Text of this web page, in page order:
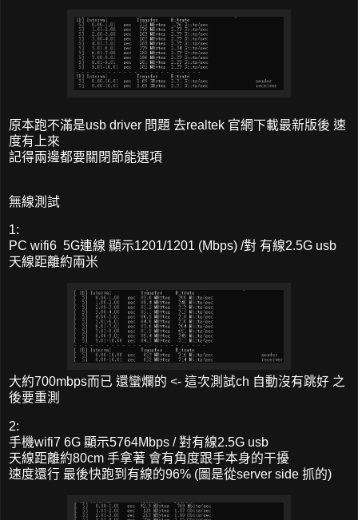
原本跑不滿是usb driver 問題 去realtek 官網下載最新版後 速
度有上來
記得兩邊都要關閉節能選項
無線測試
1:
PC wifi6 5G連線 顯示1201/1201 (Mbps) /對 有線2.5G usb
天線距離約兩米
大約700mbps而已 還蠻爛的 <- 這次測試ch 自動沒有跳好 之
後要重測
2:
手機wifi7 6G 顯示5764Mbps / 對有線2.5G usb
天線距離約80cm 手拿著 會有角度跟手本身的干擾
速度還行 最後快跑到有線的96% (圖是從server side 抓的)